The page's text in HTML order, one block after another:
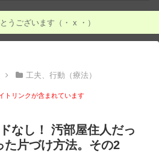
うございます（・ x ・）
工夫、行動（療法）
トリンクが含まれています
なし！ 汚部屋住人だっ
た片づけ方法。その2